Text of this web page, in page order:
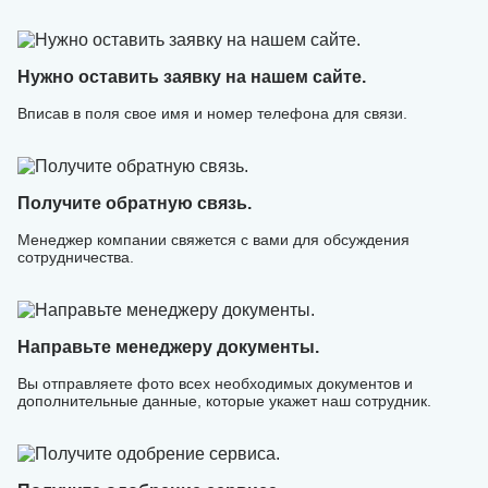
Нужно оставить заявку на нашем сайте.
Вписав в поля свое имя и номер телефона для связи.
Получите обратную связь.
Менеджер компании свяжется с вами для обсуждения
сотрудничества.
Направьте менеджеру документы.
Вы отправляете фото всех необходимых документов и
дополнительные данные, которые укажет наш сотрудник.